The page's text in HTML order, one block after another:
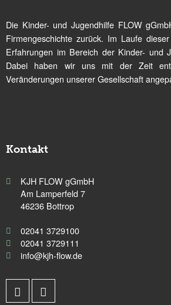
Die Kinder- und Jugendhilfe FLOW
Firmengeschichte zurück. Im Laufe
Erfahrungen im Bereich der Kinder- und
Dabei haben wir uns mit der Zeit
Veränderungen unserer Gesellschaft
Kontakt
KJH FLOW gGmbH
Am Lamperfeld 7
46236 Bottrop
02041 3729100
02041 3729111
info@kjh-flow.de